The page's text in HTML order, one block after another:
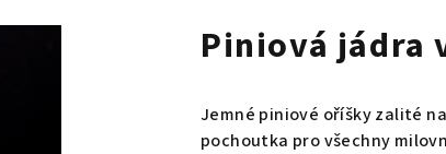
Piniová jádra
Jemné piniové oříšky zalité
pochoutka pro všechny